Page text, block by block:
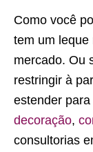
Como você
tem um leque
mercado. Ou
restringir à
estender
decoração,
consultorias